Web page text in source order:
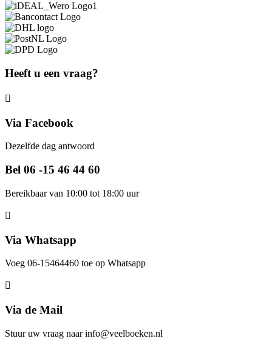
Heeft u een vraag?
Via Facebook
Dezelfde dag antwoord
Bel 06 -15 46 44 60
Bereikbaar van 10:00 tot 18:00 uur
Via Whatsapp
Voeg 06-15464460 toe op Whatsapp
Via de Mail
Stuur uw vraag naar info@veelboeken.nl